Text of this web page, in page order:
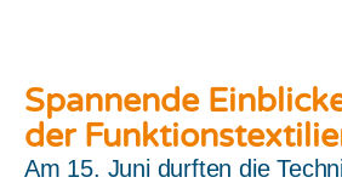
Spannende
der
Am 15. Juni durften die